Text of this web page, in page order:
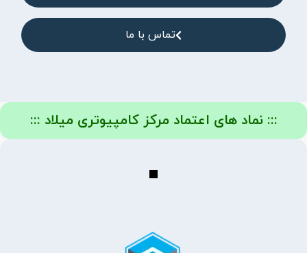
تماس با ما
::: نماد های اعتماد مرکز کامپیوتری میلاد :::